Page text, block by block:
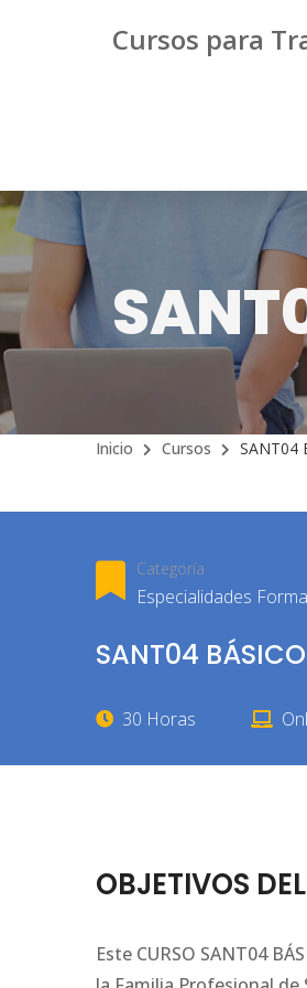
Cursos para
Inicio Cursos SANT04
Categoría
Especialidades
SANT04
30 Horas
OBJETIVOS
Este CURSO SANT04